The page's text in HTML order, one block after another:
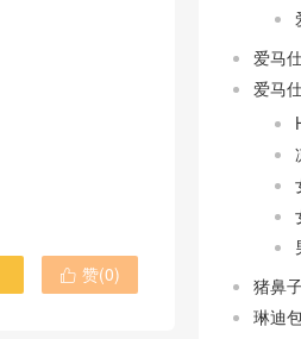
 赞(0)
爱马
爱马
猪鼻
琳迪